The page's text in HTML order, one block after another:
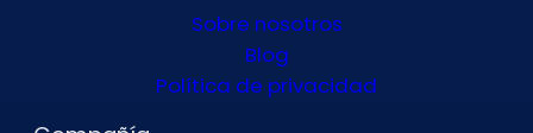
Sobre nosotros
Blog
Política de privacidad